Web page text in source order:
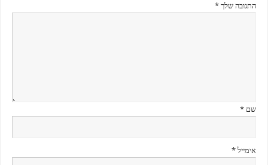
התגובה שלך*
שם *
אימייל*